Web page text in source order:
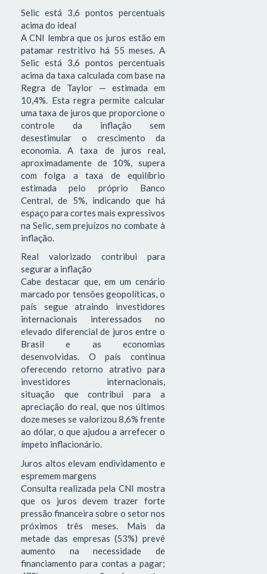
Selic está 3,6 pontos percentuais
acima do ideal
A CNI lembra que os juros estão em
patamar restritivo há 55 meses. A
Selic está 3,6 pontos percentuais
acima da taxa calculada com base na
Regra de Taylor — estimada em
10,4%. Esta regra permite calcular
uma taxa de juros que proporcione o
controle da inflação sem
desestimular o crescimento da
economia. A taxa de juros real,
aproximadamente de 10%, supera
com folga a taxa de equilíbrio
estimada pelo próprio Banco
Central, de 5%, indicando que há
espaço para cortes mais expressivos
na Selic, sem prejuízos no combate à
inflação.
Real valorizado contribui para
segurar a inflação
Cabe destacar que, em um cenário
marcado por tensões geopolíticas, o
país segue atraindo investidores
internacionais interessados no
elevado diferencial de juros entre o
Brasil e as economias
desenvolvidas. O país continua
oferecendo retorno atrativo para
investidores internacionais,
situação que contribui para a
apreciação do real, que nos últimos
doze meses se valorizou 8,6% frente
ao dólar, o que ajudou a arrefecer o
ímpeto inflacionário.
Juros altos elevam endividamento e
espremem margens
Consulta realizada pela CNI mostra
que os juros devem trazer forte
pressão financeira sobre o setor nos
próximos três meses. Mais da
metade das empresas (53%) prevê
aumento na necessidade de
financiamento para contas a pagar;